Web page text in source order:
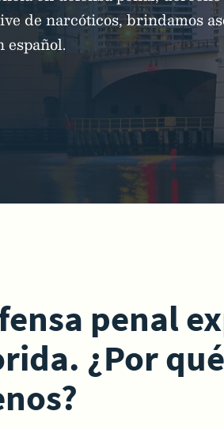
de narcóticos, brindamos
español.
penal
¿Por